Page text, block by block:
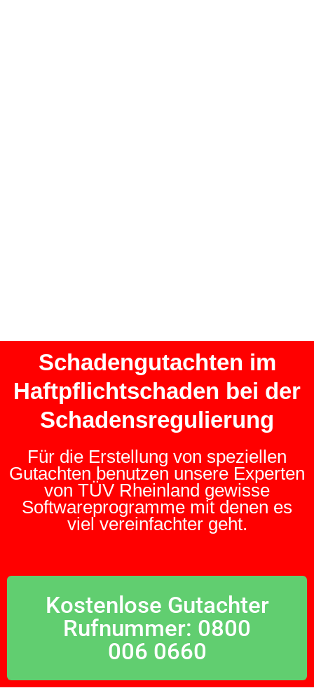
Schadengutachten im
Haftpflichtschaden bei der
Schadensregulierung
Für die Erstellung von speziellen
Gutachten benutzen unsere Experten
von TÜV Rheinland gewisse
Softwareprogramme mit denen es
viel vereinfachter geht.
Kostenlose Gutachter
Rufnummer: 0800
006 0660